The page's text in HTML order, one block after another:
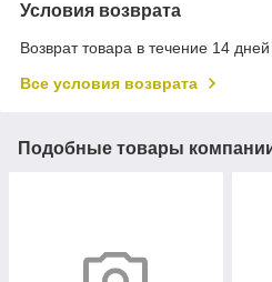
Условия возврата
Возврат товара в течение 14
Все условия возврата
Подобные товары